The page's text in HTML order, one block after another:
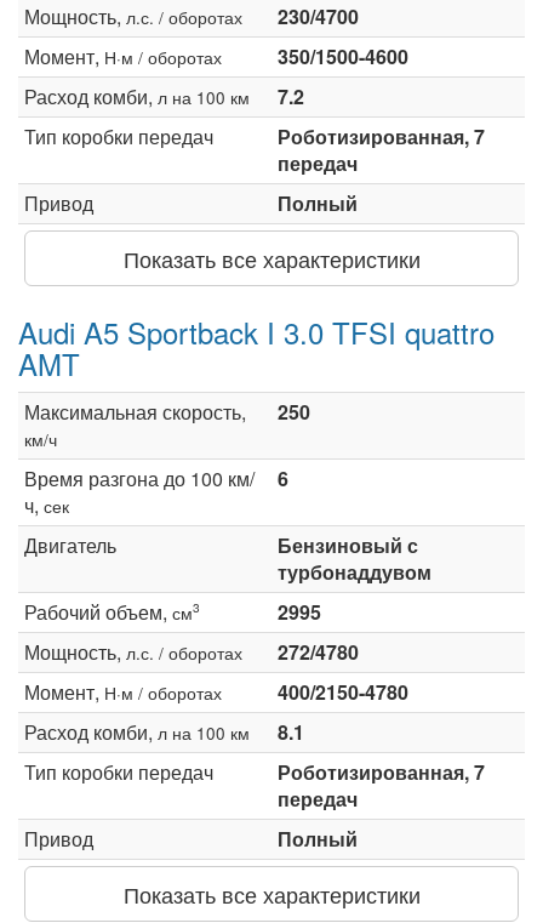
Мощность, л.с. / оборотах
230/4700
Момент, Н·м / оборотах
350/1500-4600
Расход комби, л на 100 км
7.2
Тип коробки передач
Роботизированная, 7
передач
Привод
Полный
Показать все характеристики
Audi A5 Sportback I 3.0 TFSI quattro
AMT
Максимальная скорость,
км/ч
250
Время разгона до 100 км/
ч, сек
6
Двигатель
Бензиновый с
турбонаддувом
Рабочий объем, см3
2995
Мощность, л.с. / оборотах
272/4780
Момент, Н·м / оборотах
400/2150-4780
Расход комби, л на 100 км
8.1
Тип коробки передач
Роботизированная, 7
передач
Привод
Полный
Показать все характеристики